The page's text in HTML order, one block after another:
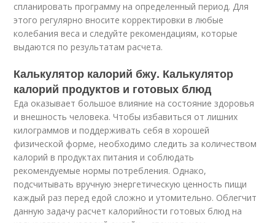
спланировать программу на определенный период. Для
этого регулярно вносите корректировки в любые
колебания веса и следуйте рекомендациям, которые
выдаются по результатам расчета.
Калькулятор калорий бжу. Калькулятор
калорий продуктов и готовых блюд
Еда оказывает большое влияние на состояние здоровья
и внешность человека. Чтобы избавиться от лишних
килограммов и поддерживать себя в хорошей
физической форме, необходимо следить за количеством
калорий в продуктах питания и соблюдать
рекомендуемые нормы потребления. Однако,
подсчитывать вручную энергетическую ценность пищи
каждый раз перед едой сложно и утомительно. Облегчит
данную задачу расчет калорийности готовых блюд на